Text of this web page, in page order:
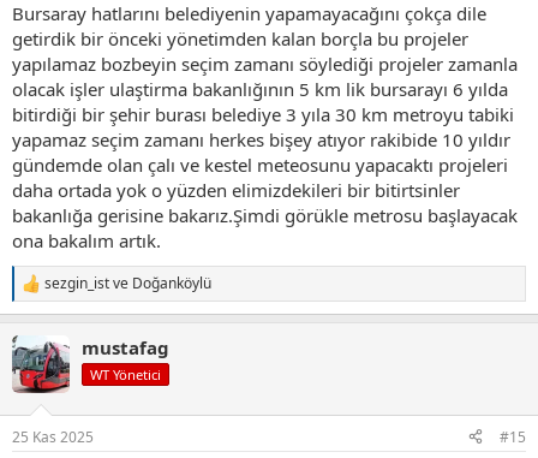
Bursaray hatlarını belediyenin yapamayacağını çokça dile
getirdik bir önceki yönetimden kalan borçla bu projeler
yapılamaz bozbeyin seçim zamanı söylediği projeler zamanla
olacak işler ulaştirma bakanlığının 5 km lik bursarayı 6 yılda
bitirdiği bir şehir burası belediye 3 yıla 30 km metroyu tabiki
yapamaz seçim zamanı herkes bişey atıyor rakibide 10 yıldır
gündemde olan çalı ve kestel meteosunu yapacaktı projeleri
daha ortada yok o yüzden elimizdekileri bir bitirtsinler
bakanlığa gerisine bakarız.Şimdi görükle metrosu başlayacak
ona bakalım artık.
T
e
k
i
l
:
sezgin_istve Doğanköylü
mustafag
WT Yönetici
25 Kas 2025 #15